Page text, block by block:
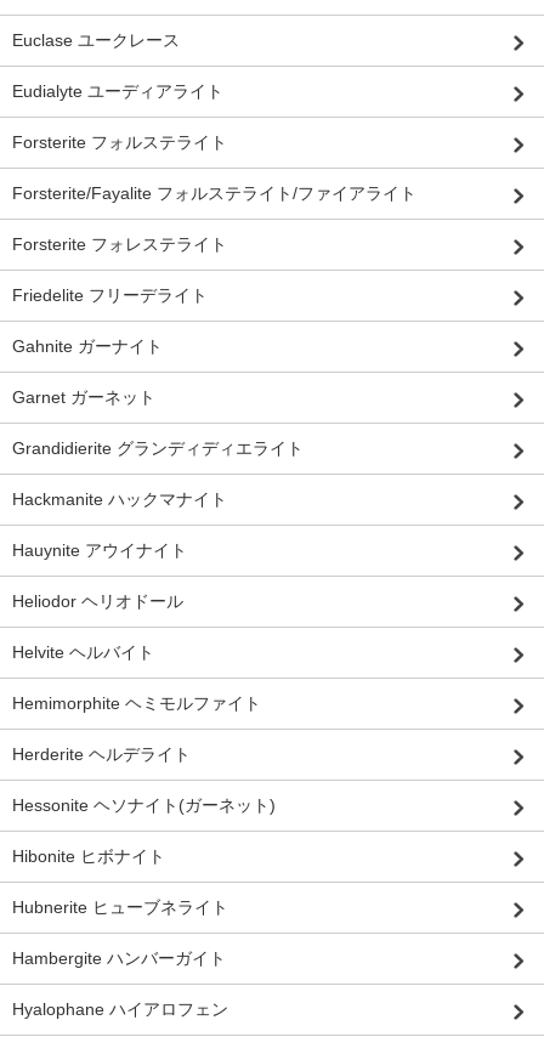
Euclase ユークレース
Eudialyte ユーディアライト
Forsterite フォルステライト
Forsterite/Fayalite フォルステライト/ファイアライト
Forsterite フォレステライト
Friedelite フリーデライト
Gahnite ガーナイト
Garnet ガーネット
Grandidierite グランディディエライト
Hackmanite ハックマナイト
Hauynite アウイナイト
Heliodor ヘリオドール
Helvite ヘルバイト
Hemimorphite ヘミモルファイト
Herderite ヘルデライト
Hessonite ヘソナイト(ガーネット)
Hibonite ヒボナイト
Hubnerite ヒューブネライト
Hambergite ハンバーガイト
Hyalophane ハイアロフェン